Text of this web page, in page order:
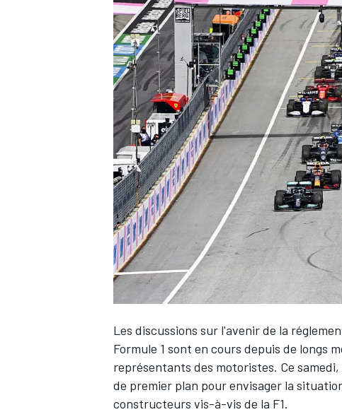
WRC
WEC
Les discussions sur l'avenir de la
Formule 1 sont en cours depuis de longs
représentants des motoristes. Ce
de premier plan pour envisager la
constructeurs vis-à-vis de la F1.